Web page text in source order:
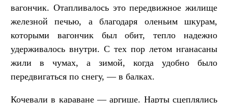
вагончик. Отапливалось это передвижное жилище
железной печью, а благодаря оленьим шкурам,
которыми вагончик был обит, тепло надежно
удерживалось внутри. С тех пор летом нганасаны
жили в чумах, а зимой, когда удобно было
передвигаться по снегу, — в балках.
Кочевали в караване — аргише. Нарты сцеплялись